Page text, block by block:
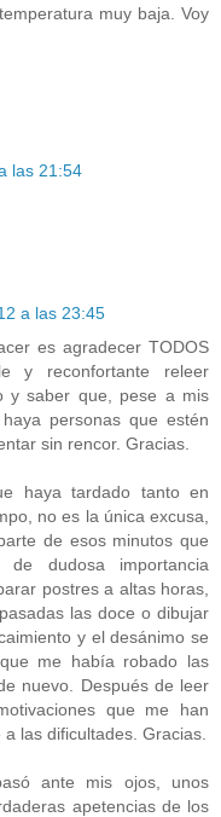
muy baja. Voy
las 21:54
a las 23:45
es agradecer TODOS
y reconfortante releer
y saber que, pese a mis
personas que estén
sin rencor. Gracias.
haya tardado tanto en
no es la única excusa,
de esos minutos que
dudosa importancia
postres a altas horas,
las doce o dibujar
y el desánimo se
me había robado las
nuevo. Después de leer
que me han
las dificultades. Gracias.
ante mis ojos, unos
apetencias de los